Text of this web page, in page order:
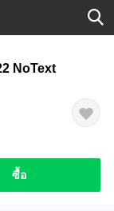
NoText
ซื้อ